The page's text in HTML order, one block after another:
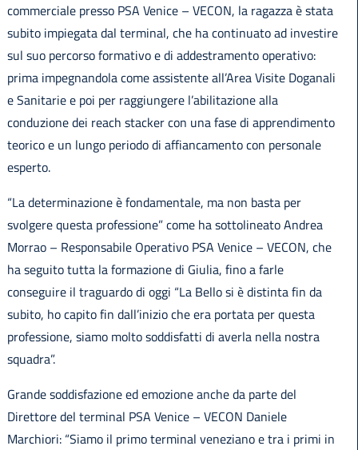
commerciale presso PSA Venice – VECON, la ragazza è stata
subito impiegata dal terminal, che ha continuato ad investire
sul suo percorso formativo e di addestramento operativo:
prima impegnandola come assistente all’Area Visite Doganali
e Sanitarie e poi per raggiungere l’abilitazione alla
conduzione dei reach stacker con una fase di apprendimento
teorico e un lungo periodo di affiancamento con personale
esperto.
“La determinazione è fondamentale, ma non basta per
svolgere questa professione” come ha sottolineato Andrea
Morrao – Responsabile Operativo PSA Venice – VECON, che
ha seguito tutta la formazione di Giulia, fino a farle
conseguire il traguardo di oggi “La Bello si è distinta fin da
subito, ho capito fin dall’inizio che era portata per questa
professione, siamo molto soddisfatti di averla nella nostra
squadra”.
Grande soddisfazione ed emozione anche da parte del
Direttore del terminal PSA Venice – VECON Daniele
Marchiori: “Siamo il primo terminal veneziano e tra i primi in